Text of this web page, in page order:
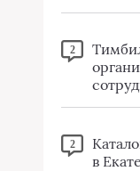
2
2
в